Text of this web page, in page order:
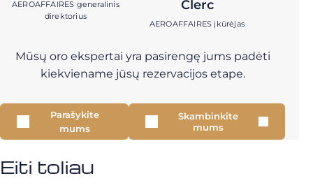
AEROAFFAIRES generalinis
direktorius
Clerc
AEROAFFAIRES įkūrėjas
Mūsų oro ekspertai yra pasirengę jums padėti
kiekviename jūsų rezervacijos etape.
Parašykite
mums
Skambinkite
mums
Eiti toliau